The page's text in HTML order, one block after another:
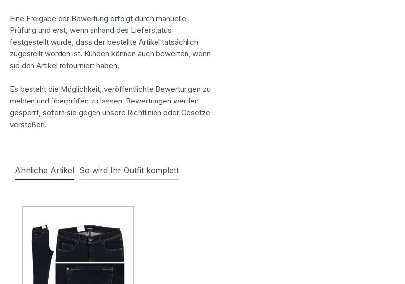
Eine Freigabe der Bewertung erfolgt durch manuelle
Prüfung und erst, wenn anhand des Lieferstatus
festgestellt wurde, dass der bestellte Artikel tatsächlich
zugestellt worden ist. Kunden können auch bewerten, wenn
sie den Artikel retourniert haben.
Es besteht die Möglichkeit, veröffentlichte Bewertungen zu
melden und überprüfen zu lassen. Bewertungen werden
gesperrt, sofern sie gegen unsere Richtlinien oder Gesetze
verstoßen.
Ähnliche Artikel So wird Ihr Outfit komplett